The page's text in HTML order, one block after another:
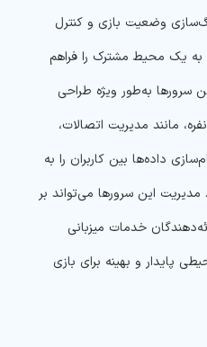
وضعیت بازی و کنترل
به یک محیط مشترک را فراهم
سرورها به‌طور ویژه طراحی
مانند مدیریت اتصالات،
داده‌ها بین کاربران را به
این سرورها می‌تواند بر
خدمات میزبانی
پایدار و بهینه برای بازی